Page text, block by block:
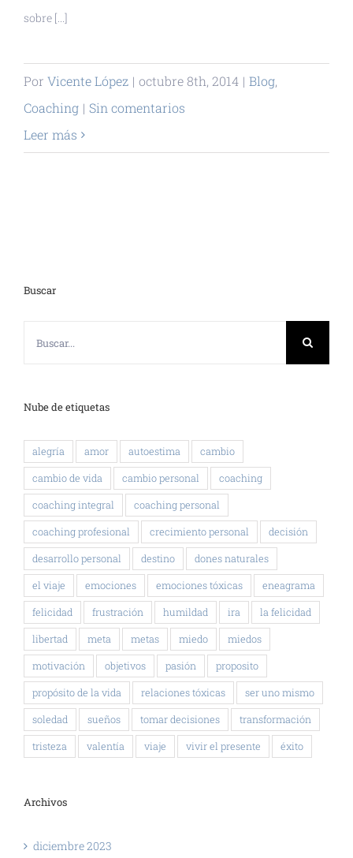
sobre [...]
Por Vicente López | octubre 8th, 2014 | Blog,
Coaching | Sin comentarios
Leer más
Buscar
Nube de etiquetas
alegría amor autoestima cambio
cambio de vida cambio personal coaching
coaching integral coaching personal
coaching profesional crecimiento personal decisión
desarrollo personal destino dones naturales
el viaje emociones emociones tóxicas eneagrama
felicidad frustración humildad ira la felicidad
libertad meta metas miedo miedos
motivación objetivos pasión proposito
propósito de la vida relaciones tóxicas ser uno mismo
soledad sueños tomar decisiones transformación
tristeza valentía viaje vivir el presente éxito
Archivos
diciembre 2023